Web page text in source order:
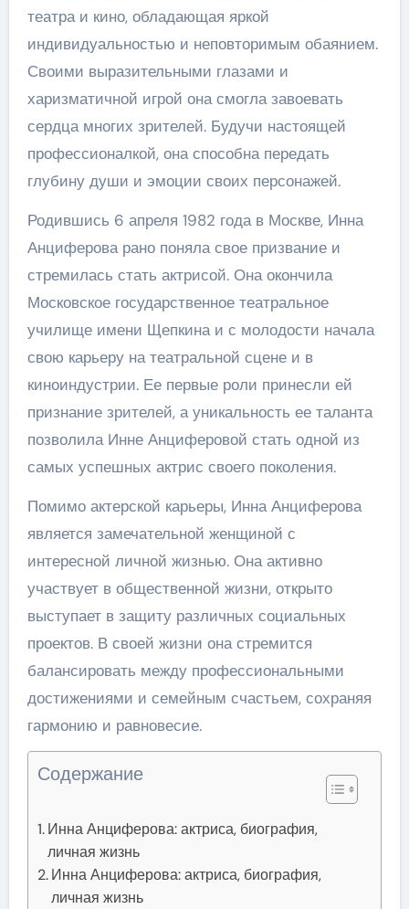
театра и кино, обладающая яркой
индивидуальностью и неповторимым обаянием.
Своими выразительными глазами и
харизматичной игрой она смогла завоевать
сердца многих зрителей. Будучи настоящей
профессионалкой, она способна передать
глубину души и эмоции своих персонажей.
Родившись 6 апреля 1982 года в Москве, Инна
Анциферова рано поняла свое призвание и
стремилась стать актрисой. Она окончила
Московское государственное театральное
училище имени Щепкина и с молодости начала
свою карьеру на театральной сцене и в
киноиндустрии. Ее первые роли принесли ей
признание зрителей, а уникальность ее таланта
позволила Инне Анциферовой стать одной из
самых успешных актрис своего поколения.
Помимо актерской карьеры, Инна Анциферова
является замечательной женщиной с
интересной личной жизнью. Она активно
участвует в общественной жизни, открыто
выступает в защиту различных социальных
проектов. В своей жизни она стремится
балансировать между профессиональными
достижениями и семейным счастьем, сохраняя
гармонию и равновесие.
Содержание
Инна Анциферова: актриса, биография,
личная жизнь
Инна Анциферова: актриса, биография,
личная жизнь